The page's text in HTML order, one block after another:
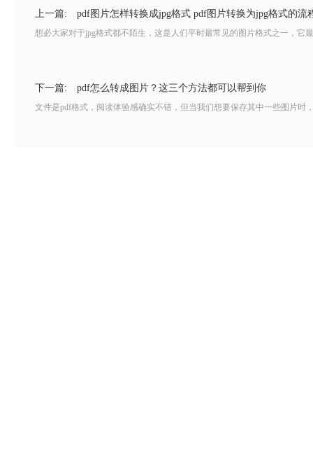
上一篇: pdf图片怎样转换成jpg格式 pdf图片转换为jpg格式的流
想必大家对于jpg格式都不陌生，这是人们平时最常见的图片格式之一，它
下一篇: pdf怎么转成图片？这三个方法都可以帮到你
文件是pdf格式，阅读体验感确实不错，但当我们想要保存其中一些图片